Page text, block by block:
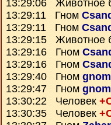
13:29:06 Животное
13:29:11 Гном
13:29:11 Гном
13:29:15 Животное
13:29:16 Гном
13:29:16 Гном
13:29:40 Гном
13:29:47 Гном
13:30:22 Человек
13:30:35 Человек